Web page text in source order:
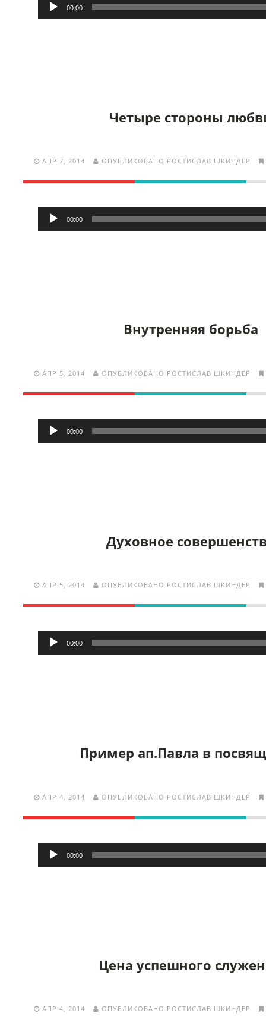
00:00
Четыре стороны
АПР 7, 2014 ОПУБЛИКОВАНО РОСТИСЛАВ ШКИНДЕР
Аудиоплеер
00:00
Внутренняя борьба
АПР 5, 2014 ОПУБЛИКОВАНО РОСТИСЛАВ ШКИНДЕР
Аудиоплеер
00:00
Духовное
АПР 5, 2014 ОПУБЛИКОВАНО РОСТИСЛАВ ШКИНДЕР
Аудиоплеер
00:00
Пример ап.Павла в
АПР 4, 2014 ОПУБЛИКОВАНО РОСТИСЛАВ ШКИНДЕР
Аудиоплеер
00:00
Цена успешного
АПР 4, 2014 ОПУБЛИКОВАНО РОСТИСЛАВ ШКИНДЕР